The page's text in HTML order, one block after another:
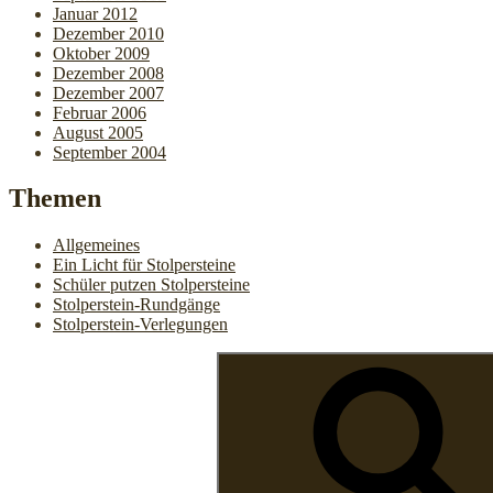
Januar 2012
Dezember 2010
Oktober 2009
Dezember 2008
Dezember 2007
Februar 2006
August 2005
September 2004
Themen
Allgemeines
Ein Licht für Stolpersteine
Schüler putzen Stolpersteine
Stolperstein-Rundgänge
Stolperstein-Verlegungen